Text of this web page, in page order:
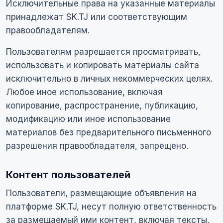
Исключительные права на указанные материалы
принадлежат SK.TJ или соответствующим
правообладателям.
Пользователям разрешается просматривать,
использовать и копировать материалы сайта
исключительно в личных некоммерческих целях.
Любое иное использование, включая
копирование, распространение, публикацию,
модификацию или иное использование
материалов без предварительного письменного
разрешения правообладателя, запрещено.
Контент пользователей
Пользователи, размещающие объявления на
платформе SK.TJ, несут полную ответственность
за размещаемый ими контент, включая тексты,